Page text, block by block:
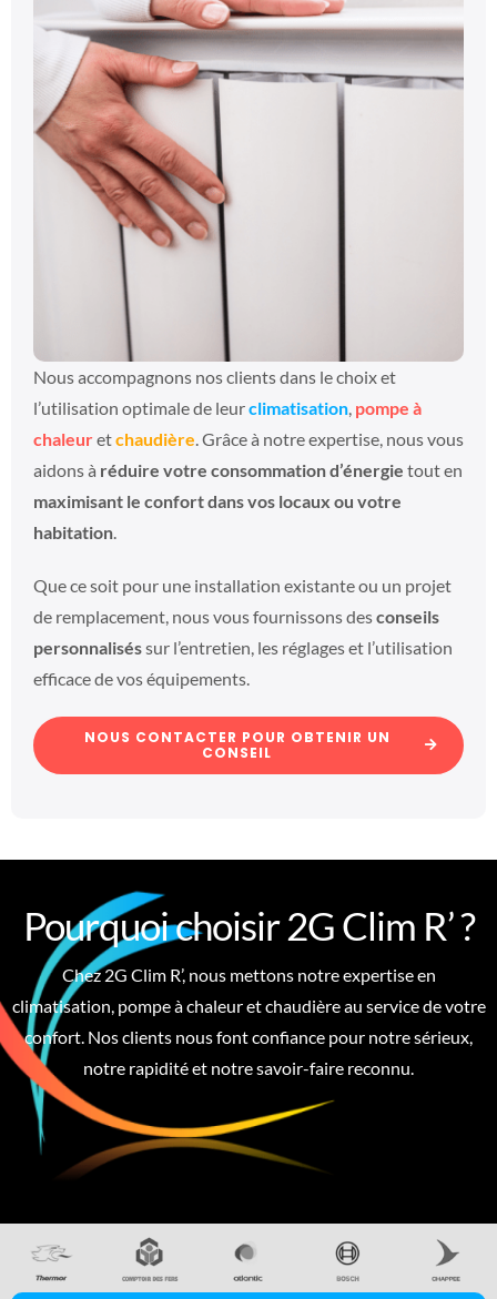
Nous accompagnons nos clients dans le choix et
l’utilisation optimale de leurclimatisation, pompe à
chaleuretchaudière. Grâce à notre expertise, nous vous
aidons à réduire votre consommation d’énergie tout en
maximisant le confort dans vos locaux ou votre
habitation.
Que ce soit pour une installation existante ou un projet
de remplacement, nous vous fournissons desconseils
personnaliséssur l’entretien, les réglages et l’utilisation
efficace de vos équipements.
NOUS CONTACTER POUR OBTENIR UN
CONSEIL
Pourquoi choisir 2G Clim R’ ?
Chez 2G Clim R’, nous mettons notre expertise en
climatisation, pompe à chaleur et chaudière au service de votre
confort. Nos clients nous font confiance pour notre sérieux,
notre rapidité et notre savoir-faire reconnu.